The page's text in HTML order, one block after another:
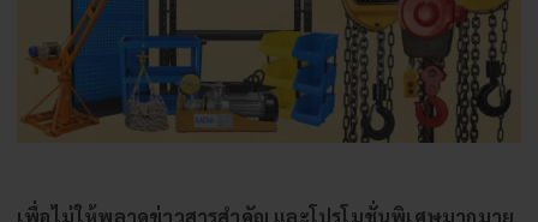
เพื่อไม่ให้พลาดข่าวสารสำคัญ และโปรโมชั่นพิเศษมากมาย